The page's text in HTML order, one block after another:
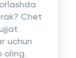
Chet
uchun
oling.